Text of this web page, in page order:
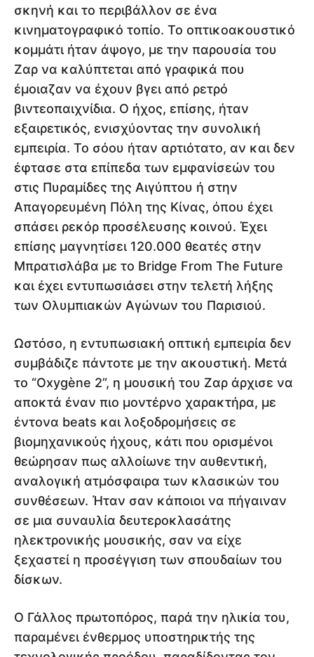
σκηνή και το περιβάλλον σε ένα
κινηματογραφικό τοπίο. Το οπτικοακουστικό
κομμάτι ήταν άψογο, με την παρουσία του
Ζαρ να καλύπτεται από γραφικά που
έμοιαζαν να έχουν βγει από ρετρό
βιντεοπαιχνίδια. Ο ήχος, επίσης, ήταν
εξαιρετικός, ενισχύοντας την συνολική
εμπειρία. Το σόου ήταν αρτιότατο, αν και δεν
έφτασε στα επίπεδα των εμφανίσεών του
στις Πυραμίδες της Αιγύπτου ή στην
Απαγορευμένη Πόλη της Κίνας, όπου έχει
σπάσει ρεκόρ προσέλευσης κοινού. Έχει
επίσης μαγνητίσει 120.000 θεατές στην
Μπρατισλάβα με το Bridge From The Future
και έχει εντυπωσιάσει στην τελετή λήξης
των Ολυμπιακών Αγώνων του Παρισιού.
Ωστόσο, η εντυπωσιακή οπτική εμπειρία δεν
συμβάδιζε πάντοτε με την ακουστική. Μετά
το “Oxygène 2”, η μουσική του Ζαρ άρχισε να
αποκτά έναν πιο μοντέρνο χαρακτήρα, με
έντονα beats και λοξοδρομήσεις σε
βιομηχανικούς ήχους, κάτι που ορισμένοι
θεώρησαν πως αλλοίωνε την αυθεντική,
αναλογική ατμόσφαιρα των κλασικών του
συνθέσεων. Ήταν σαν κάποιοι να πήγαιναν
σε μια συναυλία δευτεροκλασάτης
ηλεκτρονικής μουσικής, σαν να είχε
ξεχαστεί η προσέγγιση των σπουδαίων του
δίσκων.
Ο Γάλλος πρωτοπόρος, παρά την ηλικία του,
παραμένει ένθερμος υποστηρικτής της